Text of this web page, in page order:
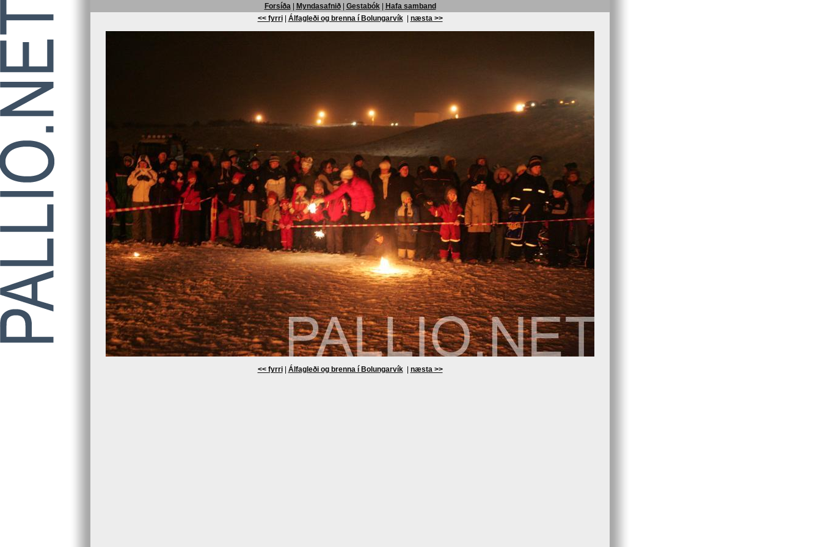
Forsíða| Myndasafnið| Gestabók|
Hafa samband
<< fyrri| Álfagleði og brenna í Bolungarvík| næsta >>
<< fyrri| Álfagleði og brenna í Bolungarvík| næsta >>